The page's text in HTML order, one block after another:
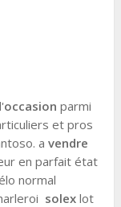
occasion parmi
et pros
a vendre
en parfait état
normal
solexlot